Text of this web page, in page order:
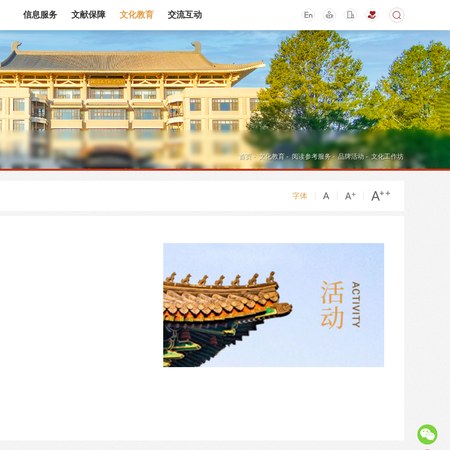
藏目录 论文、书、报告 数据库 电子图书和电子期刊
机构知识库 馆际互借 新书通报 专利数据 活动讲座
信息服务 文献保障 文化教育 交流互动
首页 - 文化教育 - 阅读参考服务 - 品牌活动 - 文化工作坊
字体